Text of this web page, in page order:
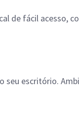
de fácil acesso,
escritório.